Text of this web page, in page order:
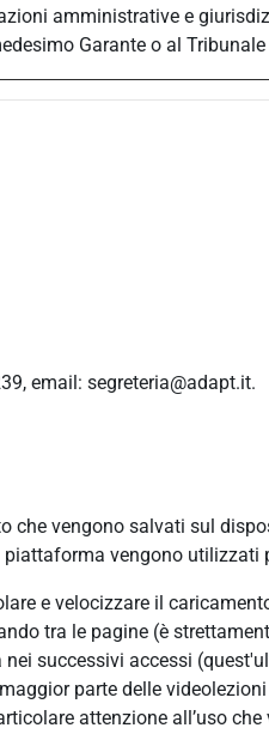
amministrative e
Garante o al
email: segreteria@adapt.it.
vengono salvati sul
vengono utilizzati
e velocizzare il
tra le pagine (è
successivi accessi
parte delle
attenzione all’uso